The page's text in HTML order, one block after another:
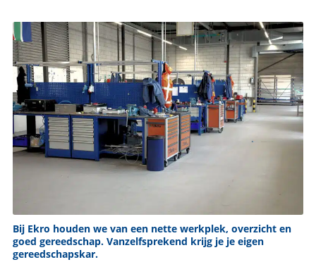
Bij Ekro houden we van een nette werkplek, overzicht en
goed gereedschap. Vanzelfsprekend krijg je je eigen
gereedschapskar.